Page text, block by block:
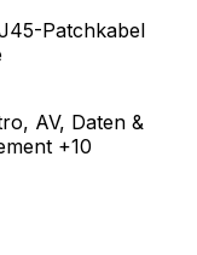
Patchkabel
AV, Daten &
+10